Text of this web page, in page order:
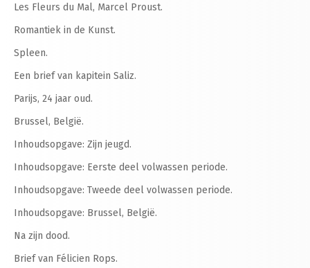
Les Fleurs du Mal, Marcel Proust.
Romantiek in de Kunst.
Spleen.
Een brief van kapitein Saliz.
Parijs, 24 jaar oud.
Brussel, België.
Inhoudsopgave: Zijn jeugd.
Inhoudsopgave: Eerste deel volwassen periode.
Inhoudsopgave: Tweede deel volwassen periode.
Inhoudsopgave: Brussel, België.
Na zijn dood.
Brief van Félicien Rops.